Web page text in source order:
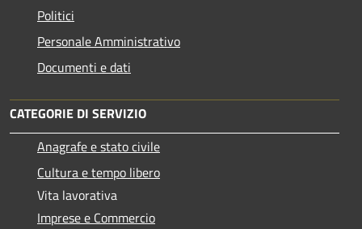
Politici
Personale Amministrativo
Documenti e dati
CATEGORIE DI SERVIZIO
Anagrafe e stato civile
Cultura e tempo libero
Vita lavorativa
Imprese e Commercio